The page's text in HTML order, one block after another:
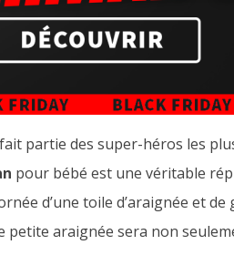
partie des super-héros les
pour bébé est une véritable
d’une toile d’araignée et
petite araignée sera non